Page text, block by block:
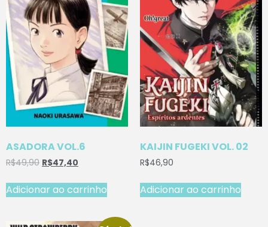
ASADORA VOL.6
R$49,90 R$47,40
Adicionar ao carrinho
KAIJIN FUGEKI VOL. 02
R$46,90
Adicionar ao carrinho